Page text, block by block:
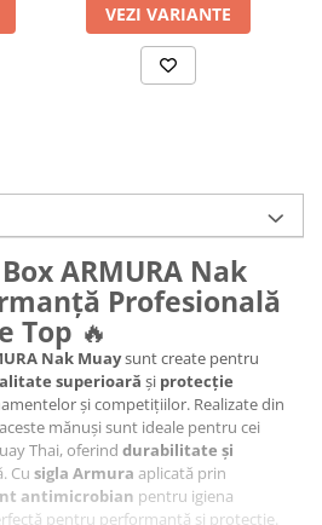
VEZI VARIANTE
ARMURA Nak
Profesională
Top🔥
Nak Muaysunt create pentru
superioară și protecție
și competițiilor. Realizate din
mănuși sunt ideale pentru cei
Thai, oferind durabilitate și
Cu sigla Armura aplicată prin
antimicrobian pentru igiena
pentru performanță și protecție.